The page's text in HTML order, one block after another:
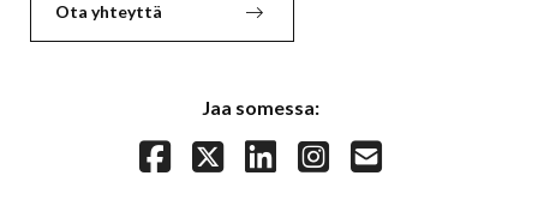
Ota yhteyttä
Jaa somessa: